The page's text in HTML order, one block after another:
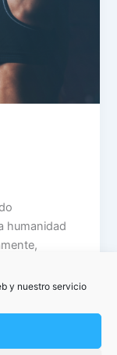
y nuestro servicio
humanidad